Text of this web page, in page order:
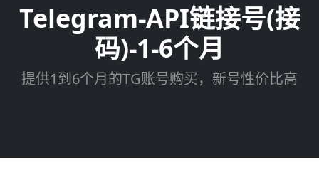
Telegram-API链接号(接
码)-1-6个月
提供1到6个月的TG账号购买，新号性价比高